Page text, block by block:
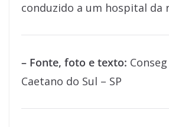
conduzido a um hospital da
– Fonte, foto e texto:
Caetano do Sul – SP